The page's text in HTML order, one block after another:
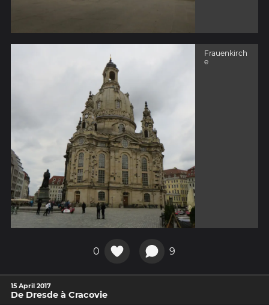
Frauenkirch
e
0 9
15 April 2017
De Dresde à Cracovie